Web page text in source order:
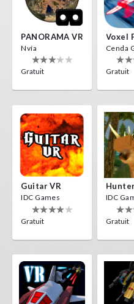
PANORAMA VR
Nvía
Gratuit
Voxel
Cenda
Gratuit
Guitar VR
IDC Games
Gratuit
IDC
Gratuit